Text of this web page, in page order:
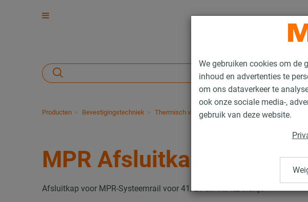
We gebruiken cookies om de
inhoud en advertenties te
om ons dataverkeer te
ook onze sociale media-,
gebruik van deze website.
Producten Bevestigingstechniek Thermisch verzinkte producten Thermisch
MPR Afsluitkappen
Afsluitkap voor MPR-Systeemrail voor 41/21 en 41/42, oranje